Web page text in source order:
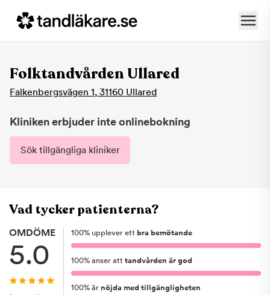
Folktandvården Ullared
Falkenbergsvägen 1, 31160 Ullared
Kliniken erbjuder inte onlinebokning
Sök tillgängliga kliniker
Vad tycker patienterna?
OMDÖME
5.0
100% upplever ett bra bemötande
100% anser att tandvården är god
100% är nöjda med tillgängligheten